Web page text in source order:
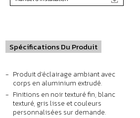
Spécifications Du Produit
Produit d'éclairage ambiant avec
corps en aluminium extrudé.
Finitions en noir texturé fin, blanc
texturé, gris lisse et couleurs
personnalisées sur demande.